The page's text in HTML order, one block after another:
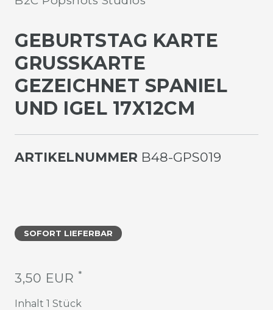
GEBURTSTAG KARTE
GRUSSKARTE G
EZEICHNET SPANIEL U
ND IGEL 17X12CM
ARTIKELNUMMER B48-GPS019
SOFORT LIEFERBAR
3,50 EUR *
Inhalt 1 Stück